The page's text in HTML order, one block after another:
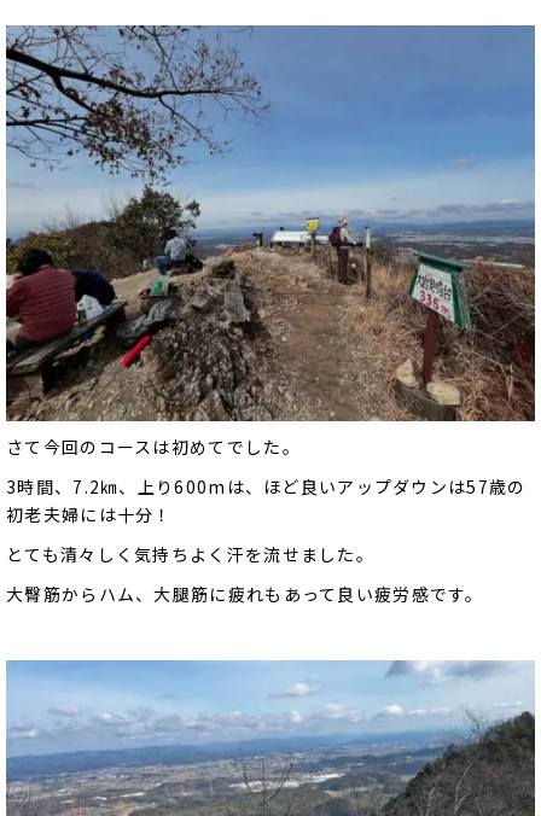
さて今回のコースは初めてでした。
3時間、7.2㎞、上り600mは、ほど良いアップダウンは57歳の
初老夫婦には十分！
とても清々しく気持ちよく汗を流せました。
大臀筋からハム、大腿筋に疲れもあって良い疲労感です。